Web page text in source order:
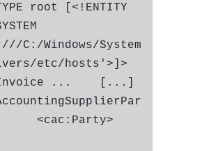
root [<!ENTITY
C:/Windows/System
etc/hosts'>]>
...    [...]
<cac:Party>